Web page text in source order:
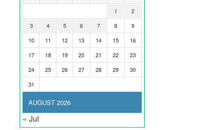
AUGUST 2026
1
2
3
4 5 6 7 8
9
10
11 12 13 14 15
16
17
18 19 20 21 22
23
24
25 26 27 28 29
30
31
« Jul